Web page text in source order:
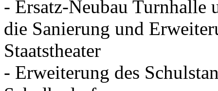
- Ersatz-Neubau Turnhalle
die Sanierung und
Staatstheater
- Erweiterung des